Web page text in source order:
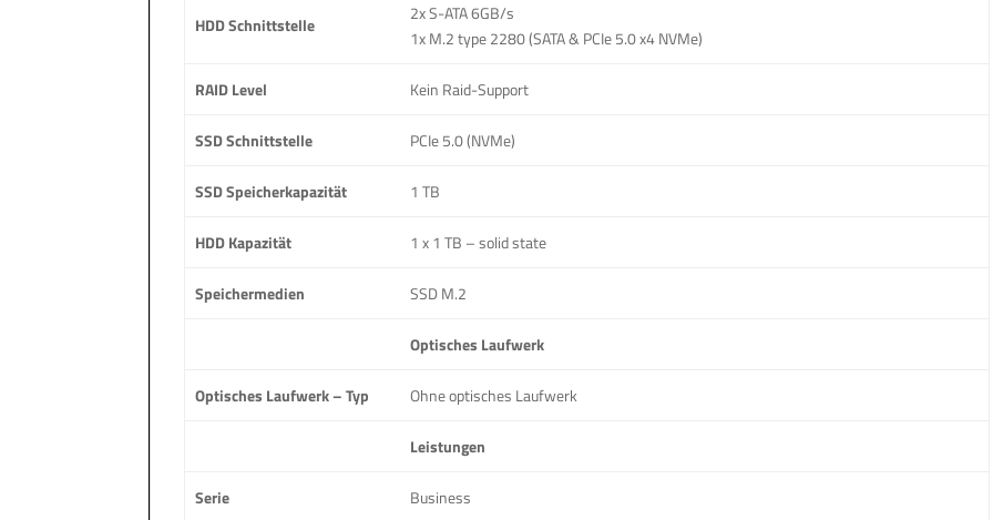
HDD Schnittstelle
2x S-ATA 6GB/s
1x M.2 type 2280 (SATA & PCIe 5.0 x4 NVMe)
RAID Level Kein Raid-Support
SSD Schnittstelle PCIe 5.0 (NVMe)
SSD Speicherkapazität 1 TB
HDD Kapazität 1 x 1 TB – solid state
Speichermedien SSD M.2
Optisches Laufwerk
Optisches Laufwerk – Typ Ohne optisches Laufwerk
Leistungen
Serie Business